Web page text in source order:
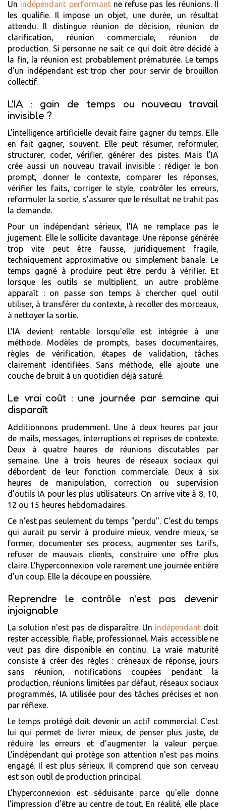
Un indépendant performantne refuse pas les réunions. Il
les qualifie. Il impose un objet, une durée, un résultat
attendu. Il distingue réunion de décision, réunion de
clarification, réunion commerciale, réunion de
production. Si personne ne sait ce qui doit être décidé à
la fin, la réunion est probablement prématurée. Le temps
d'un indépendant est trop cher pour servir de brouillon
collectif.
L'IA : gain de temps ou nouveau travail
invisible ?
L'intelligence artificielle devait faire gagner du temps. Elle
en fait gagner, souvent. Elle peut résumer, reformuler,
structurer, coder, vérifier, générer des pistes. Mais l'IA
crée aussi un nouveau travail invisible : rédiger le bon
prompt, donner le contexte, comparer les réponses,
vérifier les faits, corriger le style, contrôler les erreurs,
reformuler la sortie, s'assurer que le résultat ne trahit pas
la demande.
Pour un indépendant sérieux, l'IA ne remplace pas le
jugement. Elle le sollicite davantage. Une réponse générée
trop vite peut être fausse, juridiquement fragile,
techniquement approximative ou simplement banale. Le
temps gagné à produire peut être perdu à vérifier. Et
lorsque les outils se multiplient, un autre problème
apparaît : on passe son temps à chercher quel outil
utiliser, à transférer du contexte, à recoller des morceaux,
à nettoyer la sortie.
L'IA devient rentable lorsqu'elle est intégrée à une
méthode. Modèles de prompts, bases documentaires,
règles de vérification, étapes de validation, tâches
clairement identifiées. Sans méthode, elle ajoute une
couche de bruit à un quotidien déjà saturé.
Le vrai coût : une journée par semaine qui
disparaît
Additionnons prudemment. Une à deux heures par jour
de mails, messages, interruptions et reprises de contexte.
Deux à quatre heures de réunions discutables par
semaine. Une à trois heures de réseaux sociaux qui
débordent de leur fonction commerciale. Deux à six
heures de manipulation, correction ou supervision
d'outils IA pour les plus utilisateurs. On arrive vite à 8, 10,
12 ou 15 heures hebdomadaires.
Ce n'est pas seulement du temps "perdu". C'est du temps
qui aurait pu servir à produire mieux, vendre mieux, se
former, documenter ses process, augmenter ses tarifs,
refuser de mauvais clients, construire une offre plus
claire. L'hyperconnexion vole rarement une journée entière
d'un coup. Elle la découpe en poussière.
Reprendre le contrôle n'est pas devenir
injoignable
La solution n'est pas de disparaître. Un indépendant doit
rester accessible, fiable, professionnel. Mais accessible ne
veut pas dire disponible en continu. La vraie maturité
consiste à créer des règles : créneaux de réponse, jours
sans réunion, notifications coupées pendant la
production, réunions limitées par défaut, réseaux sociaux
programmés, IA utilisée pour des tâches précises et non
par réflexe.
Le temps protégé doit devenir un actif commercial. C'est
lui qui permet de livrer mieux, de penser plus juste, de
réduire les erreurs et d'augmenter la valeur perçue.
L'indépendant qui protège son attention n'est pas moins
engagé. Il est plus sérieux. Il comprend que son cerveau
est son outil de production principal.
L'hyperconnexion est séduisante parce qu'elle donne
l'impression d'être au centre de tout. En réalité, elle place